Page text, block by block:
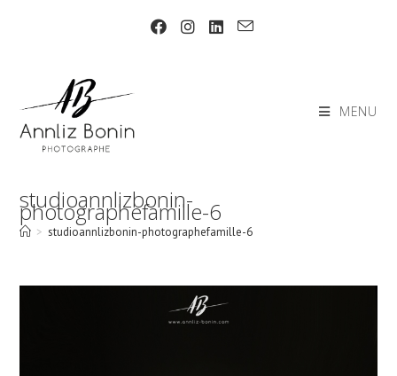
MENU
studioannlizbonin-
photographefamille-6
> studioannlizbonin-photographefamille-6